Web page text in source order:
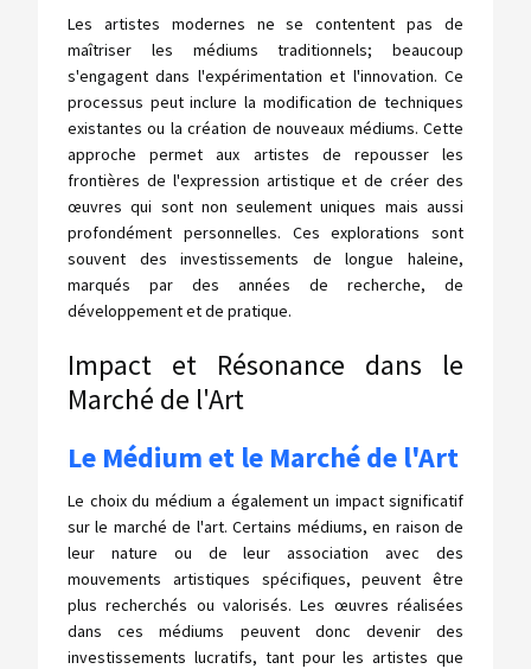
Les artistes modernes ne se contentent pas de
maîtriser les médiums traditionnels; beaucoup
s'engagent dans l'expérimentation et l'innovation. Ce
processus peut inclure la modification de techniques
existantes ou la création de nouveaux médiums. Cette
approche permet aux artistes de repousser les
frontières de l'expression artistique et de créer des
œuvres qui sont non seulement uniques mais aussi
profondément personnelles. Ces explorations sont
souvent des investissements de longue haleine,
marqués par des années de recherche, de
développement et de pratique.
Impact et Résonance dans le
Marché de l'Art
Le Médium et le Marché de l'Art
Le choix du médium a également un impact significatif
sur le marché de l'art. Certains médiums, en raison de
leur nature ou de leur association avec des
mouvements artistiques spécifiques, peuvent être
plus recherchés ou valorisés. Les œuvres réalisées
dans ces médiums peuvent donc devenir des
investissements lucratifs, tant pour les artistes que